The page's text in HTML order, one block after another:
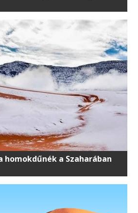
homokdűnék a Szaharában